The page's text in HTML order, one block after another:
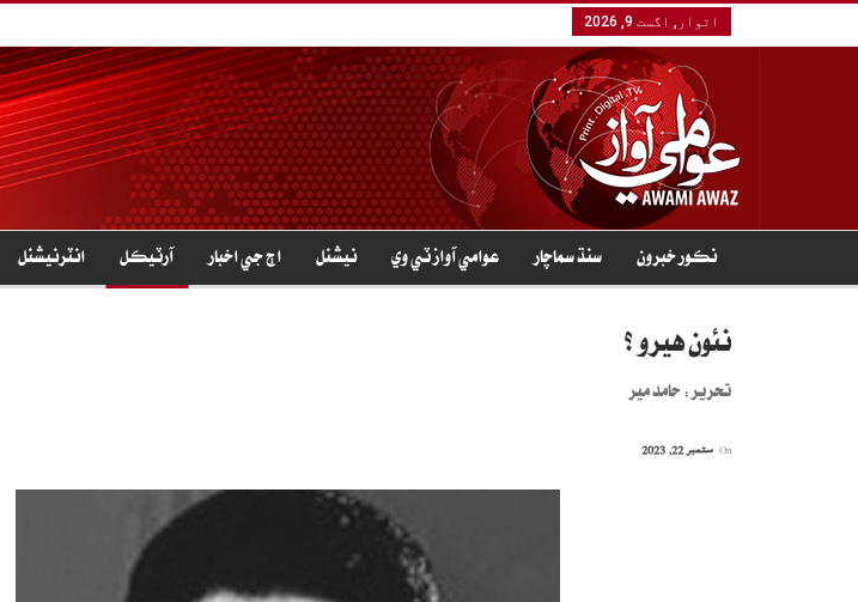
اتوار, اگست 9, 2026
نڪور خبرون سنڌ سماچار عوامي آواز ٽي وي نيشنل اڄ جي اخبار آرٽيڪل انٽرنيشنل
نئون هيرو ؟
تحرير: حامد مير